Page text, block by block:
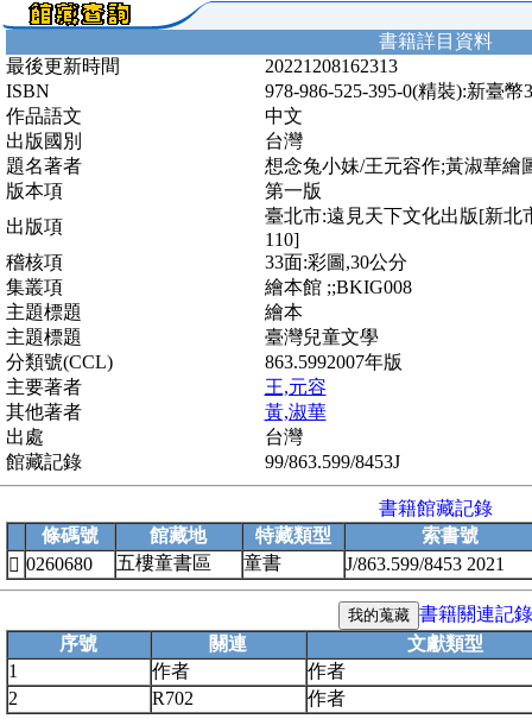
書籍詳目資料
最後更新時間
20221208162313
ISBN
978-986-525-395-0(精裝):新臺幣
作品語文
中文
出版國別
台灣
題名著者
想念兔小妹/王元容作;黃淑華繪
版本項
第一版
出版項
臺北市:遠見天下文化出版[新北
110]
稽核項
33面:彩圖,30公分
集叢項
繪本館 ;;BKIG008
主題標題
繪本
主題標題
臺灣兒童文學
分類號(CCL)
863.5992007年版
主要著者
王,元容
其他著者
黃,淑華
出處
台灣
館藏記錄
99/863.599/8453J
書籍館藏記錄
條碼號
館藏地 特藏類型
索書號
 0260680 五樓童書區 童書 J/863.599/8453 2021
書籍關連記錄
序號
關連
文獻類型
1
作者
作者
2
R702 作者